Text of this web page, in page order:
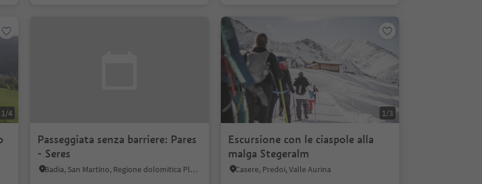
1/4
Passeggiata senza barriere: Pares
- Seres
Badia, San Martino, Regione dolomitica Plan de Corones
1/3
Escursione con le ciaspole alla
malga Stegeralm
Casere, Predoi, Valle Aurina